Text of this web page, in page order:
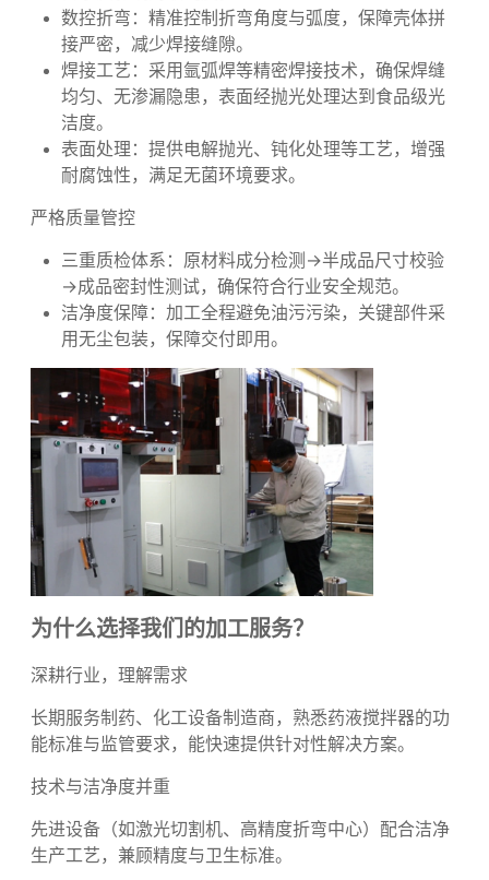
激光切割：确保板材切割边缘光滑无毛刺，避免残
留杂质影响药液纯度。
数控折弯：精准控制折弯角度与弧度，保障壳体拼
接严密，减少焊接缝隙。
焊接工艺：采用氩弧焊等精密焊接技术，确保焊缝
均匀、无渗漏隐患，表面经抛光处理达到食品级光
洁度。
表面处理：提供电解抛光、钝化处理等工艺，增强
耐腐蚀性，满足无菌环境要求。
严格质量管控
三重质检体系：原材料成分检测→半成品尺寸校验
→成品密封性测试，确保符合行业安全规范。
洁净度保障：加工全程避免油污污染，关键部件采
用无尘包装，保障交付即用。
为什么选择我们的加工服务？
深耕行业，理解需求
长期服务制药、化工设备制造商，熟悉药液搅拌器的功
能标准与监管要求，能快速提供针对性解决方案。
技术与洁净度并重